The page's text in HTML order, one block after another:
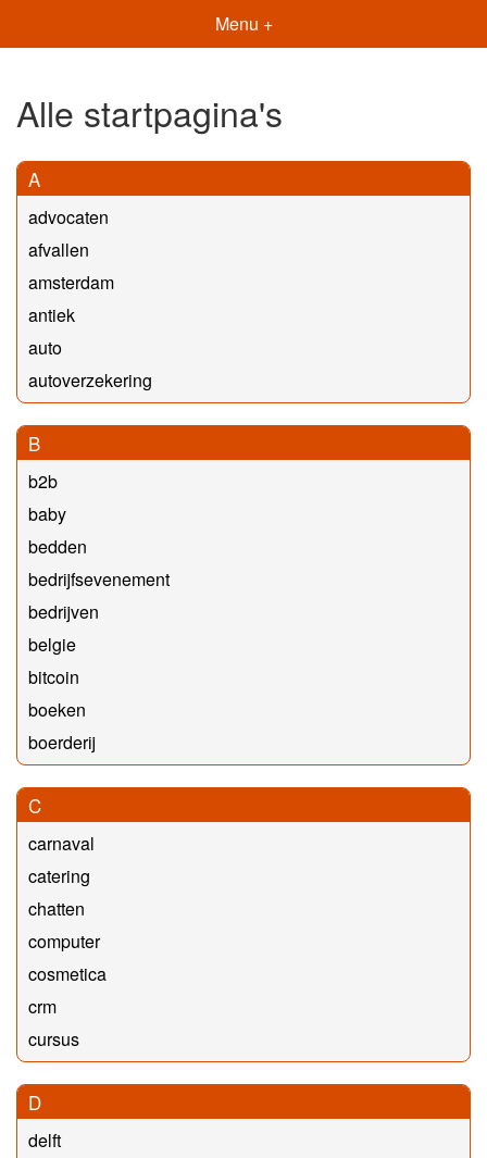
Menu +
Alle startpagina's
A
advocaten
afvallen
amsterdam
antiek
auto
autoverzekering
B
b2b
baby
bedden
bedrijfsevenement
bedrijven
belgie
bitcoin
boeken
boerderij
C
carnaval
catering
chatten
computer
cosmetica
crm
cursus
D
delft